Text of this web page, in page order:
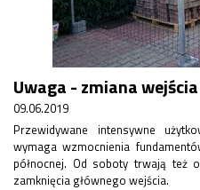
Uwaga - zmiana
09.06.2019
Przewidywane intensywne
wymaga wzmocnienia
północnej. Od soboty trwają też
zamknięcia głównego wejścia.